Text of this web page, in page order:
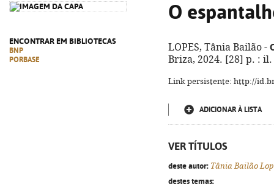
ENCONTRAR EM BIBLIOTECAS
BNP
PORBASE
O
LOPES, Tânia Bailão -
Briza, 2024. [28] p. : il.
Link persistente: http://
ADICIONAR À LISTA
VER TÍTULOS
deste autor: Tânia Bailão
destes temas: